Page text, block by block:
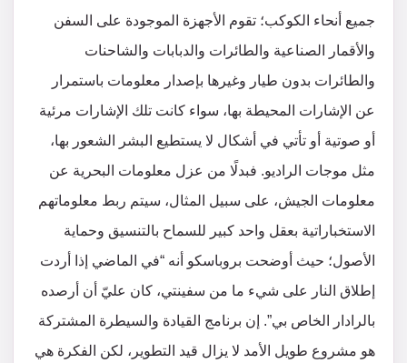
جميع أنحاء الكوكب؛ تقوم الأجهزة الموجودة على السفن
والأقمار الصناعية والطائرات والدبابات والشاحنات
والطائرات بدون طيار وغيرها بإصدار معلومات باستمرار
عن الإشارات المحيطة بها، سواء كانت تلك الإشارات مرئية
أو صوتية أو تأتي في أشكال لا يستطيع البشر الشعور بها،
مثل موجات الراديو. فبدلًا من عزل معلومات البحرية عن
معلومات الجيش، على سبيل المثال، سيتم ربط معلوماتهم
الاستخباراتية بعقل واحد كبير للسماح بالتنسيق وحماية
الأصول؛ حيث أوضحت بروباسكو أنه “في الماضي إذا أردت
إطلاق النار على شيء ما من سفينتي، كان عليّ أن أرصده
بالرادار الخاص بي”. إن برنامج القيادة والسيطرة المشتركة
هو مشروع طويل الأمد لا يزال قيد التطوير، لكن الفكرة هي